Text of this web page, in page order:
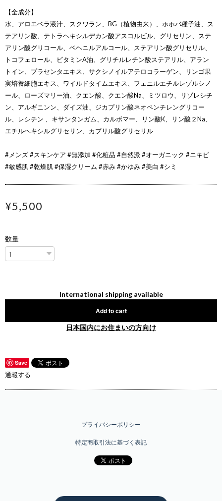
【全成分】
水、アロエベラ液汁、スクワラン、BG（植物由来）、ホホバ種子油、ス
テアリン酸、テトラヘキシルデカン酸アスコルビル、グリセリン、ステ
アリン酸グリコール、ベヘニルアルコール、ステアリン酸グリセリル、
トコフェロール、ビタミンA油、グリチルレチン酸ステアリル、アラン
トイン、プラセンタエキス、サクシノイルアテロコラーゲン、リンゴ果
実培養細胞エキス、ワイルドタイムエキス、フェニルエチルレゾルシノ
ール、ローズマリー油、クエン酸、クエン酸Na、ミツロウ、リゾレシチ
ン、アルギニンン、ダイズ油、ジカプリン酸ネオペンチレングリコー
ル、レシチン 、キサンタンガム、カルボマー、リン酸K、リン酸２Na、
エチルヘキシルグリセリン、カプリル酸グリセリル
#メンズ #スキンケア #無添加 #化粧品 #自然派 #オーガニック #ニキビ
#敏感肌 #乾燥肌 #保湿クリーム #赤み #かゆみ #美白 #シミ
¥5,500
数量
International shipping available
Add to cart
日本国内にお住まいの方向け
Save
通報する
プライバシーポリシー
特定商取引法に基づく表記